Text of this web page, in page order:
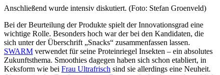
Anschließend wurde intensiv diskutiert. (Foto: Stefan Groenveld)
Bei der Beurteilung der Produkte spielt der Innovationsgrad eine
wichtige Rolle. Besonders hoch war der bei den Kandidaten, die
sich unter der Überschrift „Snacks“ zusammenfassen lassen.
SWARM verwendet für seine Proteinriegel Insekten – ein absolutes
Zukunftsthema. Smoothies dagegen haben sich schon etabliert, in
Keksform wie bei Frau Ultrafrisch sind sie allerdings eine Neuheit.